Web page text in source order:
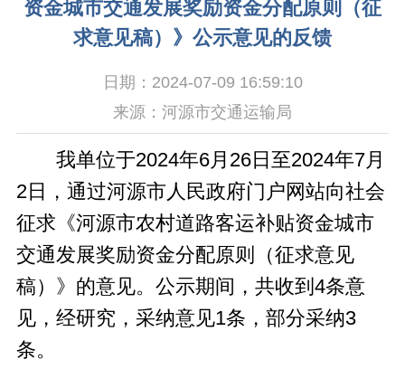
资金城市交通发展奖励资金分配原则（征
求意见稿）》公示意见的反馈
日期：2024-07-09 16:59:10
来源：河源市交通运输局
我单位于2024年6月26日至2024年7月
2日，通过河源市人民政府门户网站向社会
征求《河源市农村道路客运补贴资金城市
交通发展奖励资金分配原则（征求意见
稿）》的意见。公示期间，共收到4条意
见，经研究，采纳意见1条，部分采纳3
条。